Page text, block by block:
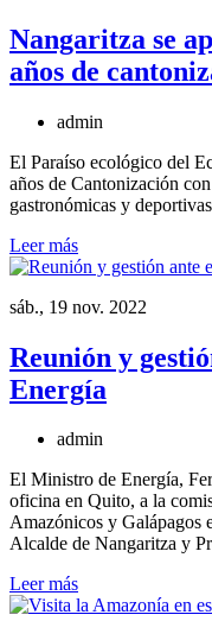
Nangaritza se
años de
admin
El Paraíso ecológico del
años de Cantonización
gastronómicas y
Leer más
sáb., 19 nov. 2022
Reunión y
Energía
admin
El Ministro de Energía,
oficina en Quito, a la
Amazónicos y Galápagos
Alcalde de Nangaritza y
Leer más